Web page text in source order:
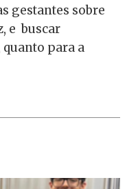
gestantes sobre
e buscar
para a